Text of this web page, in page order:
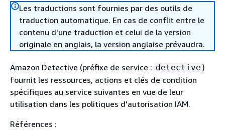
Les traductions sont fournies par des outils de
traduction automatique. En cas de conflit entre le
contenu d'une traduction et celui de la version
originale en anglais, la version anglaise prévaudra.
Amazon Detective (préfixe de service : detective )
fournit les ressources, actions et clés de condition
spécifiques au service suivantes en vue de leur
utilisation dans les politiques d'autorisation IAM.
Références :